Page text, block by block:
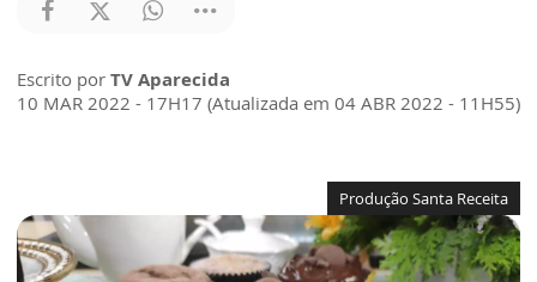
Escrito por TV Aparecida
10 MAR 2022 - 17H17 (Atualizada em 04 ABR 2022 - 11H55)
Produção Santa Receita